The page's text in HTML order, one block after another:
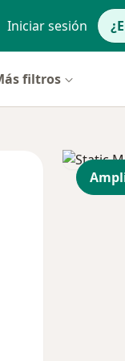
Iniciar sesión
filtros
11 Ago